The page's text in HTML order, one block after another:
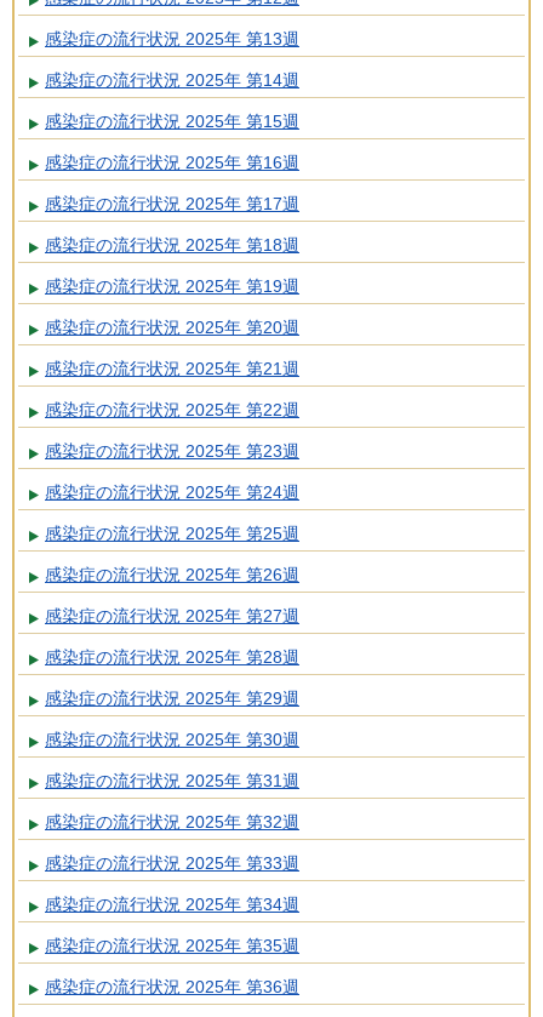
感染症の流行状況 2025年 第13週
感染症の流行状況 2025年 第14週
感染症の流行状況 2025年 第15週
感染症の流行状況 2025年 第16週
感染症の流行状況 2025年 第17週
感染症の流行状況 2025年 第18週
感染症の流行状況 2025年 第19週
感染症の流行状況 2025年 第20週
感染症の流行状況 2025年 第21週
感染症の流行状況 2025年 第22週
感染症の流行状況 2025年 第23週
感染症の流行状況 2025年 第24週
感染症の流行状況 2025年 第25週
感染症の流行状況 2025年 第26週
感染症の流行状況 2025年 第27週
感染症の流行状況 2025年 第28週
感染症の流行状況 2025年 第29週
感染症の流行状況 2025年 第30週
感染症の流行状況 2025年 第31週
感染症の流行状況 2025年 第32週
感染症の流行状況 2025年 第33週
感染症の流行状況 2025年 第34週
感染症の流行状況 2025年 第35週
感染症の流行状況 2025年 第36週